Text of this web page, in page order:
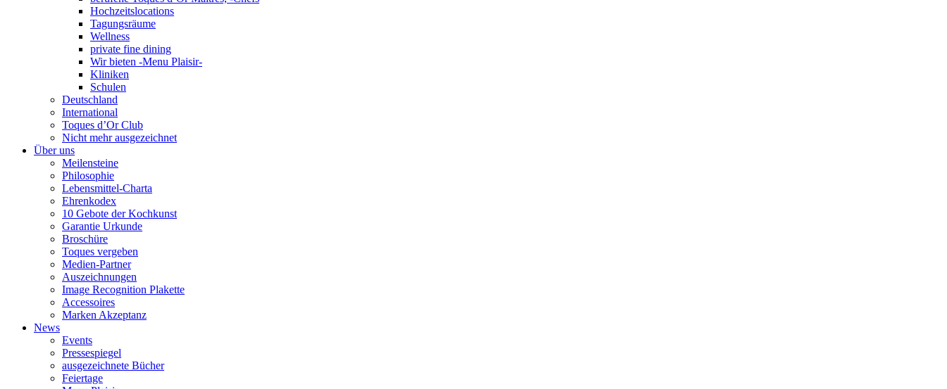
Hochzeitslocations
Tagungsräume
Wellness
private fine dining
Wir bieten -Menu Plaisir-
Kliniken
Schulen
Deutschland
International
Toques d’Or Club
Nicht mehr ausgezeichnet
Über uns
Meilensteine
Philosophie
Lebensmittel-Charta
Ehrenkodex
10 Gebote der Kochkunst
Garantie Urkunde
Broschüre
Toques vergeben
Medien-Partner
Auszeichnungen
Image Recognition Plakette
Accessoires
Marken Akzeptanz
News
Events
Pressespiegel
ausgezeichnete Bücher
Feiertage